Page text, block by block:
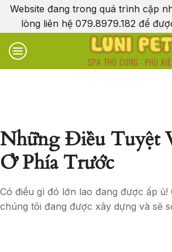
Website đang trong quá trình cập
lòng liên hệ 079.8979.182 để
Những Điều Tuyệt
Ở Phía Trước
Có điều gì đó lớn lao đang được ấp ủ!
chúng tôi đang được xây dựng và sẽ